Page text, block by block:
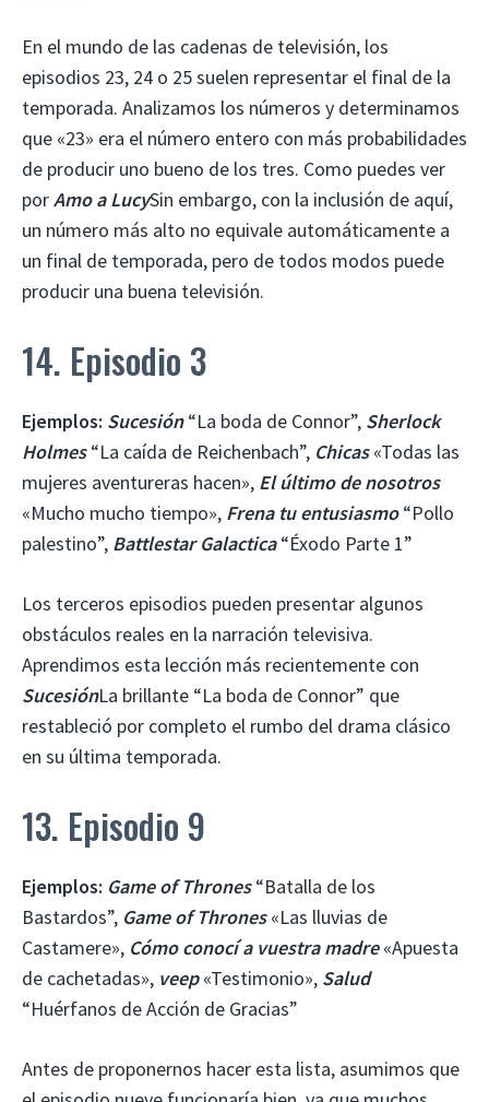
En el mundo de las cadenas de televisión, los
episodios 23, 24 o 25 suelen representar el final de la
temporada. Analizamos los números y determinamos
que «23» era el número entero con más probabilidades
de producir uno bueno de los tres. Como puedes ver
porAmo a LucySin embargo, con la inclusión de aquí,
un número más alto no equivale automáticamente a
un final de temporada, pero de todos modos puede
producir una buena televisión.
14. Episodio 3
Ejemplos: Sucesión“La boda de Connor”, Sherlock
Holmes“La caída de Reichenbach”, Chicas«Todas las
mujeres aventureras hacen», El último de nosotros
«Mucho mucho tiempo», Frena tu entusiasmo“Pollo
palestino”, Battlestar Galactica“Éxodo Parte 1”
Los terceros episodios pueden presentar algunos
obstáculos reales en la narración televisiva.
Aprendimos esta lección más recientemente con
SucesiónLa brillante “La boda de Connor” que
restableció por completo el rumbo del drama clásico
en su última temporada.
13. Episodio 9
Ejemplos: Game of Thrones“Batalla de los
Bastardos”, Game of Thrones«Las lluvias de
Castamere», Cómo conocí a vuestra madre«Apuesta
de cachetadas», veep«Testimonio», Salud
“Huérfanos de Acción de Gracias”
Antes de proponernos hacer esta lista, asumimos que